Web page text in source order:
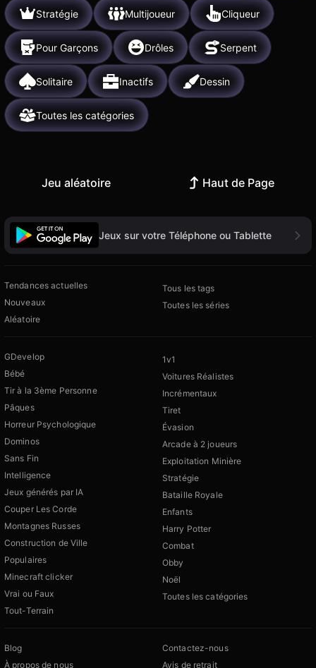
Stratégie Multijoueur Cliqueur
Pour Garçons Drôles Serpent
Solitaire Inactifs Dessin
Toutes les catégories
Jeu aléatoire Haut de Page
Jeux sur votre Téléphone ou Tablette
Tendances actuelles
Nouveaux
Aléatoire
Tous les tags
Toutes les séries
GDevelop
Bébé
Tir à la 3ème Personne
Pâques
Horreur Psychologique
Dominos
Sans Fin
Intelligence
Jeux générés par IA
Couper Les Corde
Montagnes Russes
Construction de Ville
Populaires
Minecraft clicker
Vrai ou Faux
Tout-Terrain
1v1
Voitures Réalistes
Incrémentaux
Tiret
Évasion
Arcade à 2 joueurs
Exploitation Minière
Stratégie
Bataille Royale
Enfants
Harry Potter
Combat
Obby
Noël
Toutes les catégories
Blog
À propos de nous
Contactez-nous
Avis de retrait